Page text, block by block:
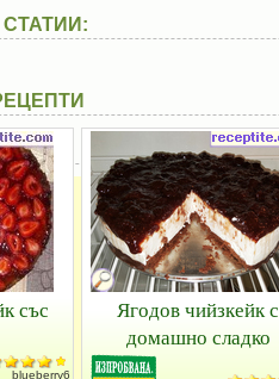
със
blueberry6
Ягодов чийзкейк с
домашно сладко